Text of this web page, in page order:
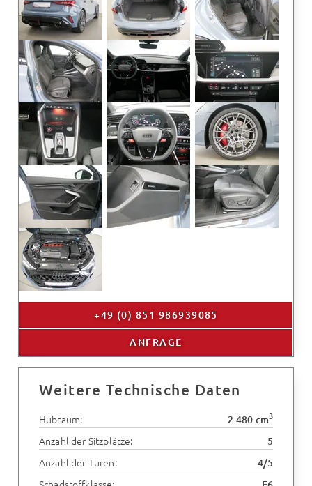
+49 (0) 851 986939085
ANFRAGE
Weitere Technische Daten
Hubraum: 2.480 cm3
Anzahl der Sitzplätze: 5
Anzahl der Türen: 4/5